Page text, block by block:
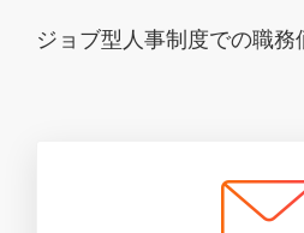
ジョブ型人事制度での職